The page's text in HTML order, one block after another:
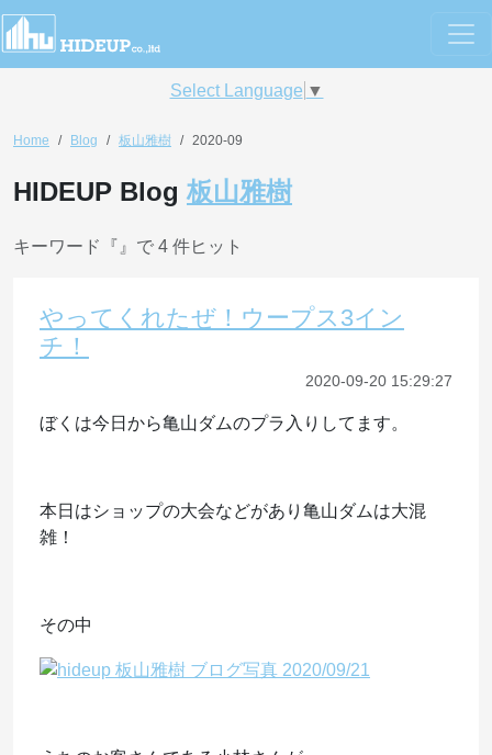
Select Language ▼
Home Blog 板山雅樹 2020-09
HIDEUP Blog 板山雅樹
キーワード『 』で 4 件ヒット
やってくれたぜ！ウープス3イン
チ！
2020-09-20 15:29:27
ぼくは今日から亀山ダムのプラ入りしてます。
本日はショップの大会などがあり亀山ダムは大混
雑！
その中